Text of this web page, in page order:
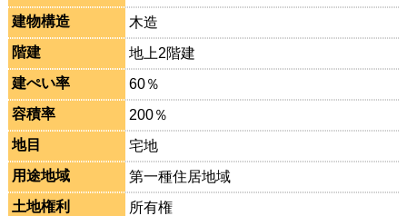
建物構造
木造
階建
地上2階建
建ぺい率
60％
容積率
200％
地目
宅地
用途地域
第一種住居地域
土地権利
所有権